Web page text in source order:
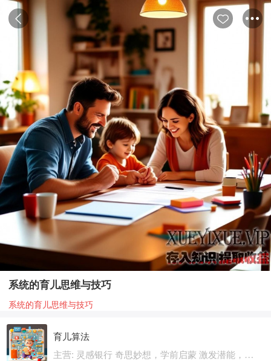
系统的育儿思维与技巧
系统的育儿思维与技巧
育儿算法
主营: 灵感银行 奇思妙想，学前启蒙 激发潜能，基